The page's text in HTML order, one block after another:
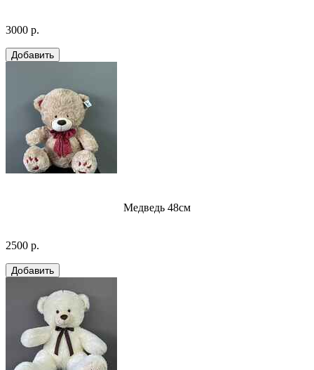
3000 р.
Медведь 48см
2500 р.